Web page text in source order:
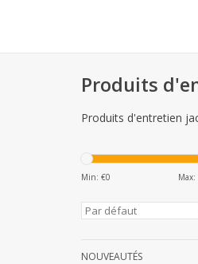
Produits
Produits d'entretien
Min: €0 Max:
NOUVEAUTÉS